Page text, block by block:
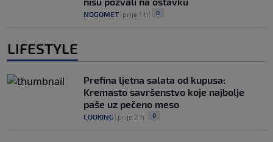
NOGOMET prije 1 h 0
LIFESTYLE
Prefina ljetna salata od kupusa:
Kremasto savršenstvo koje najbolje
paše uz pečeno meso
COOKING prije 2 h 0